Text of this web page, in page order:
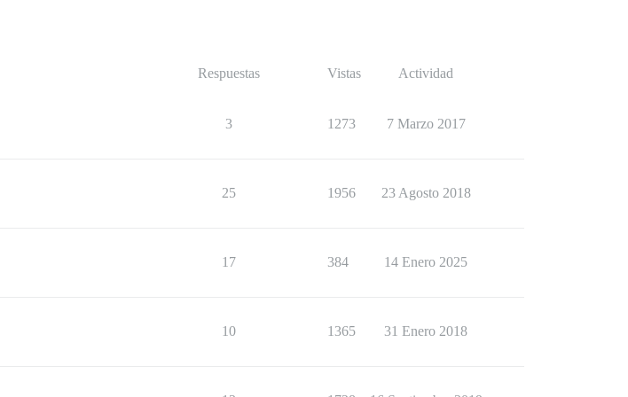
Respuestas Vistas Actividad
3 1273 7 Marzo 2017
25 1956 23 Agosto 2018
17 384 14 Enero 2025
10 1365 31 Enero 2018